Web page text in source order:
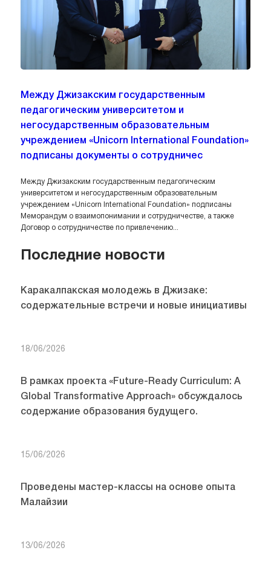
Между Джизакским государственным
педагогическим университетом и
негосударственным образовательным
учреждением «Unicorn International Foundation»
подписаны документы о сотрудничес
Между Джизакским государственным педагогическим
университетом и негосударственным образовательным
учреждением «Unicorn International Foundation» подписаны
Меморандум о взаимопонимании и сотрудничестве, а также
Договор о сотрудничестве по привлечению...
Последние новости
Каракалпакская молодежь в Джизаке:
содержательные встречи и новые инициативы
18/06/2026
В рамках проекта «Future-Ready Curriculum: A
Global Transformative Approach» обсуждалось
содержание образования будущего.
15/06/2026
Проведены мастер-классы на основе опыта
Малайзии
13/06/2026